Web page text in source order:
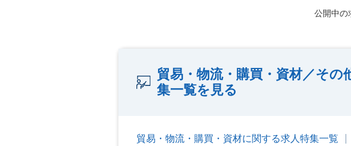
公開中の
貿易・物流・購買・資材／そ
集一覧を見る
貿易・物流・購買・資材に関する求人特集一覧